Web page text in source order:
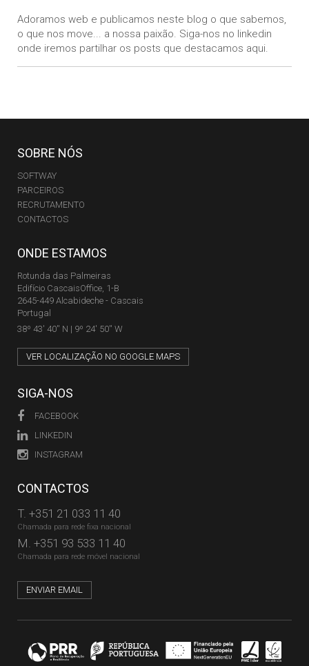
Adoramos web e publicamos neste blog o que sabemos,
o que nos move... a nossa paixão. Siga-nos no linkedin
onde iremos partilhar os posts que destacamos aqui.
SOBRE NÓS
SOFTWAY
PARCEIROS
RECRUTAMENTO
CONTACTOS
ONDE ESTAMOS
Rotunda das Palmeiras
Edifício CascaisOffice, 1-B
2645-449 Alcabideche - Cascais
Portugal
38º 43' 40'' N | 9º 24' 50'' W
VER LOCALIZAÇÃO NO GOOGLE MAPS
SIGA-NOS
FACEBOOK
LINKEDIN
INSTAGRAM
CONTACTOS
T. +351 21 033 11 40
Chamada para rede fixa nacional
M. +351 93 533 11 40
Chamada para rede móvel nacional
ENVIAR EMAIL